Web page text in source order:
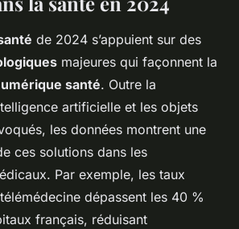
de 2024 s’appuient sur des
majeures qui façonnent la
santé. Outre la
artificielle et les objets
les données montrent une
ces solutions dans les
Par exemple, les taux
dépassent les 40 %
français, réduisant